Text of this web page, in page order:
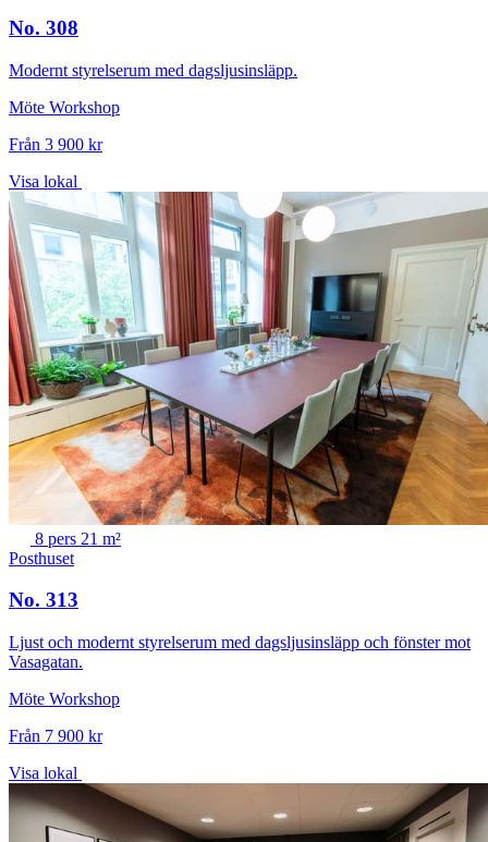
No. 308
Modernt styrelserum med dagsljusinsläpp.
Möte Workshop
Från 3 900 kr
Visa lokal
8 pers 21 m²
Posthuset
No. 313
Ljust och modernt styrelserum med dagsljusinsläpp och fönster mot
Vasagatan.
Möte Workshop
Från 7 900 kr
Visa lokal